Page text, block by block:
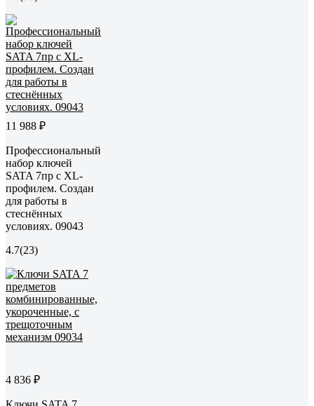
11 988 ₽
Профессиональный
набор ключей
SATA 7пр с XL-
профилем. Создан
для работы в
стеснённых
условиях. 09043
4.7(23)
4 836 ₽